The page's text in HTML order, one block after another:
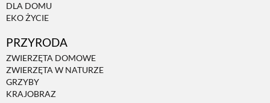
DLA DOMU
EKO ŻYCIE
PRZYRODA
ZWIERZĘTA DOMOWE
ZWIERZĘTA W NATURZE
GRZYBY
KRAJOBRAZ
ZWIERZĘTA W NATURZE